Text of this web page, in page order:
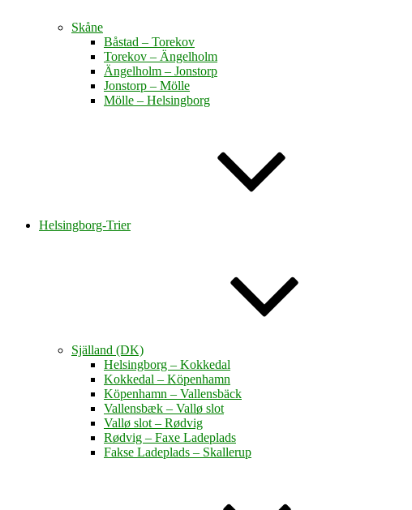
Skåne
Båstad – Torekov
Torekov – Ängelholm
Ängelholm – Jonstorp
Jonstorp – Mölle
Mölle – Helsingborg
Helsingborg-Trier
Själland (DK)
Helsingborg – Kokkedal
Kokkedal – Köpenhamn
Köpenhamn – Vallensbäck
Vallensbæk – Vallø slot
Vallø slot – Rødvig
Rødvig – Faxe Ladeplads
Fakse Ladeplads – Skallerup